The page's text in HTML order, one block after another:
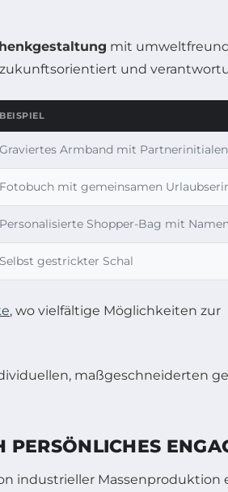
mit
und
BEISPIEL
Graviertes Armband mit Partnerinitialen
Fotobuch mit gemeinsamen
Personalisierte Shopper-Bag mit Namen
Selbst gestrickter Schal
, wo vielfältige Möglichkeiten zur
industrieller Massenproduktion